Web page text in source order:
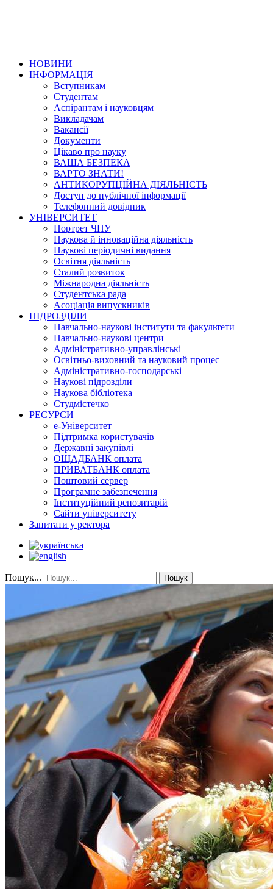
НОВИНИ
ІНФОРМАЦІЯ
Вступникам
Студентам
Аспірантам і науковцям
Викладачам
Вакансії
Документи
Цікаво про науку
ВАША БЕЗПЕКА
ВАРТО ЗНАТИ!
АНТИКОРУПЦІЙНА ДІЯЛЬНІСТЬ
Доступ до публічної інформації
Телефонний довідник
УНІВЕРСИТЕТ
Портрет ЧНУ
Наукова й інноваційна діяльність
Наукові періодичні видання
Освітня діяльність
Сталий розвиток
Міжнародна діяльність
Студентська рада
Асоціація випускників
ПІДРОЗДІЛИ
Навчально-наукові інститути та факультети
Навчально-наукові центри
Адміністративно-управлінські
Освітньо-виховний та науковий процес
Адміністративно-господарські
Наукові підрозділи
Наукова бібліотека
Студмістечко
РЕСУРСИ
е-Університет
Підтримка користувачів
Державні закупівлі
ОЩАДБАНК оплата
ПРИВАТБАНК оплата
Поштовий сервер
Програмне забезпечення
Інституційний репозитарій
Сайти університету
Запитати у ректора
Пошук... Пошук